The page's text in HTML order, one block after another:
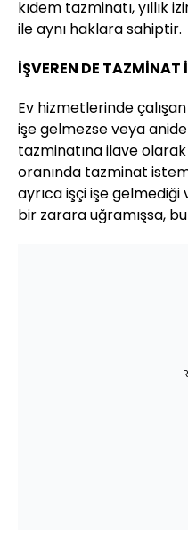
kıdem tazminatı, yıllık
ile aynı haklara sahiptir.
İŞVEREN DE TAZMİNAT
Ev hizmetlerinde
işe gelmezse veya
tazminatına ilave
oranında tazminat
ayrıca işçi işe gelmediği
bir zarara uğramışsa,